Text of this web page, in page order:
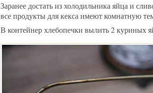
Заранее достать из холодильника яйца и
все продукты для кекса имеют комнатную
В контейнер хлебопечки вылить 2 куриных